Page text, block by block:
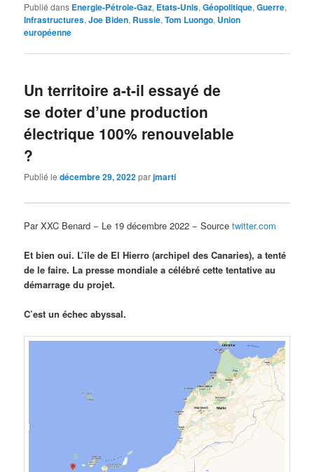
Publié dans Energie-Pétrole-Gaz, Etats-Unis,Géopolitique,Guerre,
Infrastructures,Joe Biden, Russie,Tom Luongo, Union
européenne
Un territoire a-t-il essayé de
se doter d’une production
électrique 100% renouvelable
?
Publié ledécembre 29, 2022parjmarti
Par XXC Benard − Le 19 décembre 2022 − Sourcetwitter.com
Et bien oui. L’île de El Hierro (archipel des Canaries), a tenté
de le faire. La presse mondiale a célébré cette tentative au
démarrage du projet.
C’est un échec abyssal.